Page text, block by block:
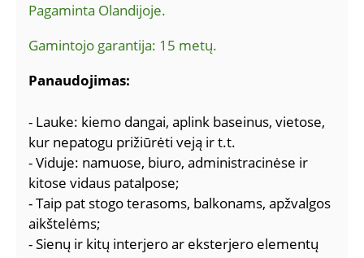
Pagaminta Olandijoje.
Gamintojo garantija: 15 metų.
Panaudojimas:
- Lauke: kiemo dangai, aplink baseinus, vietose,
kur nepatogu prižiūrėti veją ir t.t.
- Viduje: namuose, biuro, administracinėse ir
kitose vidaus patalpose;
- Taip pat stogo terasoms, balkonams, apžvalgos
aikštelėms;
- Sienų ir kitų interjero ar eksterjero elementų